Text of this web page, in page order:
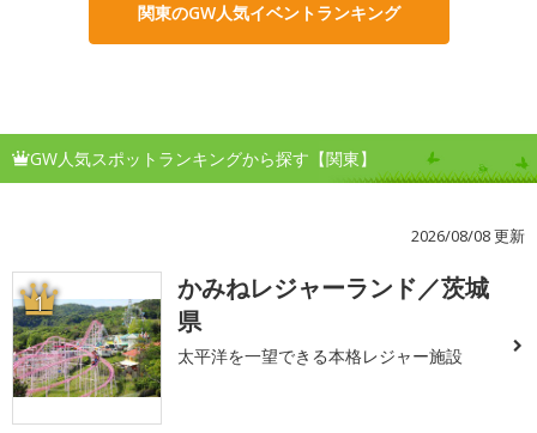
関東のGW人気イベントランキング
GW人気スポットランキングから探す【関東】
2026/08/08 更新
1
かみねレジャーランド／茨城
県
太平洋を一望できる本格レジャー施設